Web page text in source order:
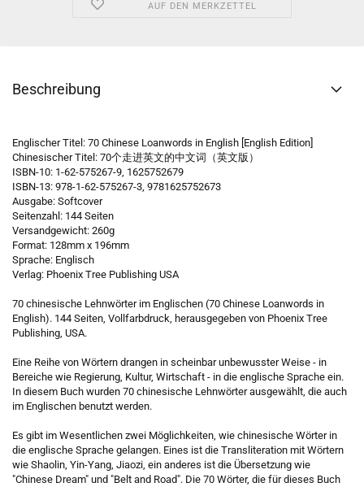
AUF DEN MERKZETTEL
Beschreibung
Englischer Titel: 70 Chinese Loanwords in English [English Edition]
Chinesischer Titel: 70个走进英文的中文词（英文版）
ISBN-10: 1-62-575267-9, 1625752679
ISBN-13: 978-1-62-575267-3, 9781625752673
Ausgabe: Softcover
Seitenzahl: 144 Seiten
Versandgewicht: 260g
Format: 128mm x 196mm
Sprache: Englisch
Verlag: Phoenix Tree Publishing USA
70 chinesische Lehnwörter im Englischen (70 Chinese Loanwords in
English). 144 Seiten, Vollfarbdruck, herausgegeben von Phoenix Tree
Publishing, USA.
Eine Reihe von Wörtern drangen in scheinbar unbewusster Weise - in
Bereiche wie Regierung, Kultur, Wirtschaft - in die englische Sprache ein.
In diesem Buch wurden 70 chinesische Lehnwörter ausgewählt, die auch
im Englischen benutzt werden.
Es gibt im Wesentlichen zwei Möglichkeiten, wie chinesische Wörter in
die englische Sprache gelangen. Eines ist die Transliteration mit Wörtern
wie Shaolin, Yin-Yang, Jiaozi, ein anderes ist die Übersetzung wie
"Chinese Dream" und "Belt and Road". Die 70 Wörter, die für dieses Buch